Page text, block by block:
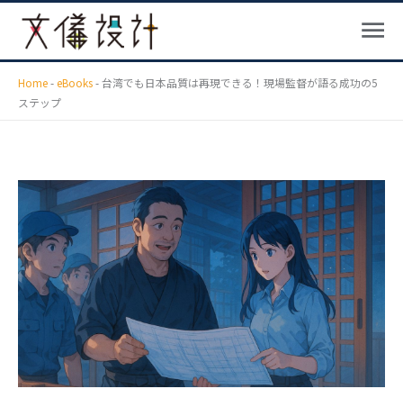
を
ニ
ュ
ー
Home-eBooks-台湾でも日本品質は再現できる！現場監督が語る成功の5
ステップ